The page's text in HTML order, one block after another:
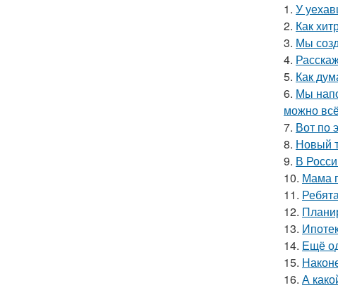
1. У
2. Как
3. Мы
4.
5. Как
6. Мы
можно
7. Вот по
8. Новый
9. В
10. Мама
11.
12.
13.
14. Ещё
15.
16. А